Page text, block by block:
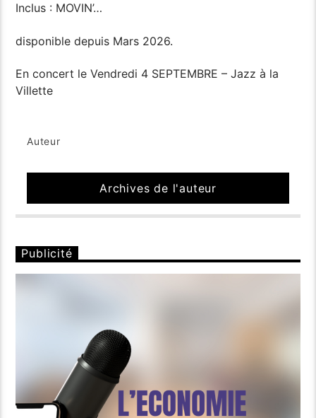
Inclus : MOVIN’…
disponible depuis Mars 2026.
En concert le Vendredi 4 SEPTEMBRE – Jazz à la
Villette
Auteur
Archives de l'auteur
Publicité